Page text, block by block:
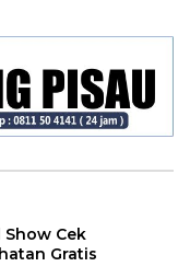
Show Cek
Gratis